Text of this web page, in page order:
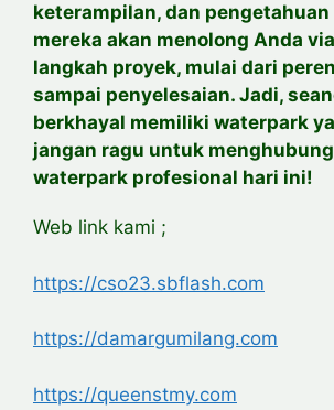
keterampilan, dan
mereka akan menolong Anda
langkah proyek, mulai dari
sampai penyelesaian. Jadi,
berkhayal memiliki waterpark
jangan ragu untuk
waterpark profesional hari ini!
Web link kami ;
https://cso23.sbflash.com
https://damargumilang.com
https://queenstmy.com